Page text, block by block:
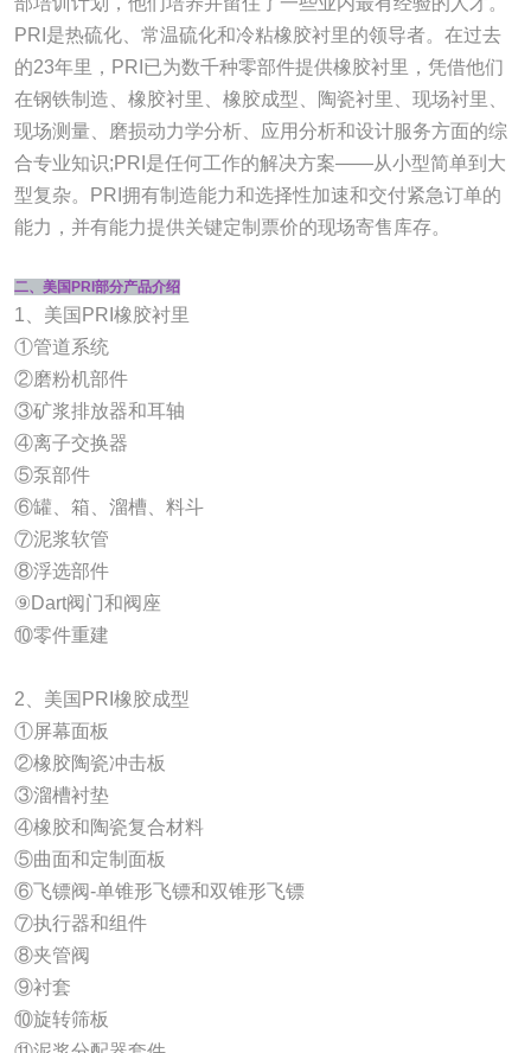
PRI是热硫化、常温硫化和冷粘橡胶衬里的领导者。在过去
的23年里，PRI已为数千种零部件提供橡胶衬里，凭借他们
在钢铁制造、橡胶衬里、橡胶成型、陶瓷衬里、现场衬里、
现场测量、磨损动力学分析、应用分析和设计服务方面的综
合专业知识;PRI是任何工作的解决方案——从小型简单到大
型复杂。PRI拥有制造能力和选择性加速和交付紧急订单的
能力，并有能力提供关键定制票价的现场寄售库存。
二、美国PRI部分产品介绍
1、美国PRI橡胶衬里
①管道系统
②磨粉机部件
③矿浆排放器和耳轴
④离子交换器
⑤泵部件
⑥罐、箱、溜槽、料斗
⑦泥浆软管
⑧浮选部件
⑨Dart阀门和阀座
⑩零件重建
2、美国PRI橡胶成型
①屏幕面板
②橡胶陶瓷冲击板
③溜槽衬垫
④橡胶和陶瓷复合材料
⑤曲面和定制面板
⑥飞镖阀-单锥形飞镖和双锥形飞镖
⑦执行器和组件
⑧夹管阀
⑨衬套
⑩旋转筛板